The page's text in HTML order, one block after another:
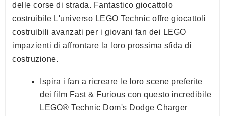
delle corse di strada. Fantastico giocattolo
costruibile L'universo LEGO Technic offre giocattoli
costruibili avanzati per i giovani fan dei LEGO
impazienti di affrontare la loro prossima sfida di
costruzione.
Ispira i fan a ricreare le loro scene preferite
dei film Fast & Furious con questo incredibile
LEGO® Technic Dom's Dodge Charger